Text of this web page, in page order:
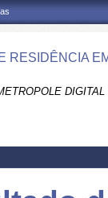
RESIDÊNCIA
DIGITAL